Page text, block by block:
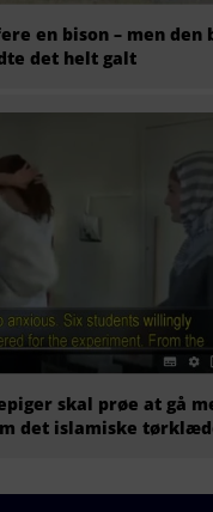
en bison – men den
det helt galt
skal prøe at gå
det islamiske